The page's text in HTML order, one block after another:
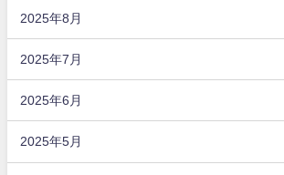
2025年8月
2025年7月
2025年6月
2025年5月